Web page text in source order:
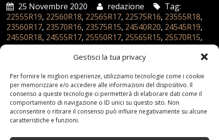
Gestisci la tua privacy
Per fornire le migliori esperienze, utilizziamo tecnologie come i cookie
per memorizzare e/o accedere alle informazioni del dispositivo. Il
consenso a queste tecnologie ci permetterà di elaborare dati come il
comportamento di navigazione o ID unici su questo sito. Non
acconsentire o ritirare il consenso può influire negativamente su alcune
caratteristiche e funzioni.
25 Novembre 2020 redazione
Tag:
22555R19, 22560R18, 22565R17, 22575R16, 23555R18,
23560R17, 23570R16, 23575R15, 24540R20, 24545R19,
24550R18, 24555R17, 25550R17, 25565R15, 25570R15,
27555R16,27560R15,3000950R15,4x4,Catene,Gioco,
Pneumatico,SUV,Taglia
Articoli recenti